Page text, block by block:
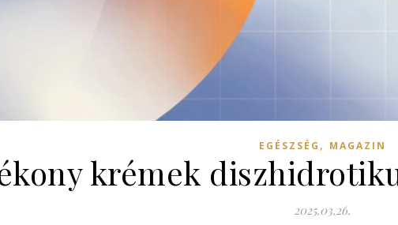
EGÉSZSÉG , MAGAZIN
krémek
2025.03.26.